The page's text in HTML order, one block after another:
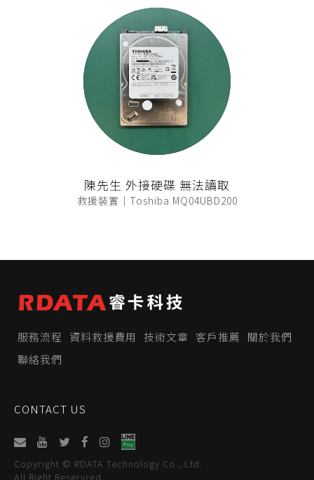
陳先生 外接硬碟 無法讀取
救援裝置｜Toshiba MQ04UBD200
服務流程 資料救援費用 技術文章 客戶推薦
關於我們
聯絡我們
CONTACT US
Copyright © RDATA Technology Co., Ltd.
All Right Reservred.